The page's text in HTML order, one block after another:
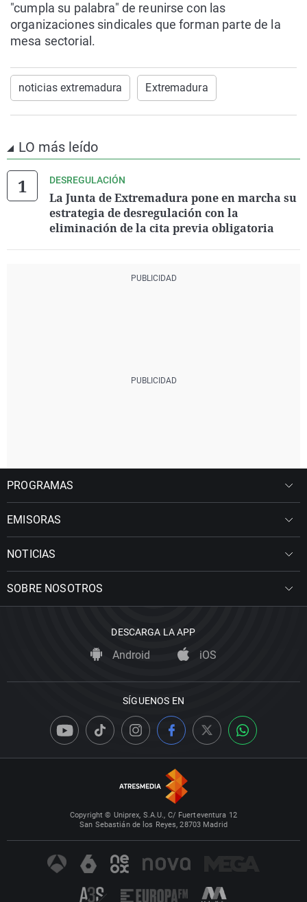
"cumpla su palabra" de reunirse con las
organizaciones sindicales que forman parte de la
mesa sectorial.
noticias extremadura Extremadura
LO más leído
DESREGULACIÓN
La Junta de Extremadura pone en marcha su
estrategia de desregulación con la
eliminación de la cita previa obligatoria
PROGRAMAS
EMISORAS
NOTICIAS
SOBRE NOSOTROS
DESCARGA LA APP
Android iOS
SÍGUENOS EN
Copyright © Uniprex, S.A.U., C/ Fuerteventura 12
San Sebastián de los Reyes, 28703 Madrid